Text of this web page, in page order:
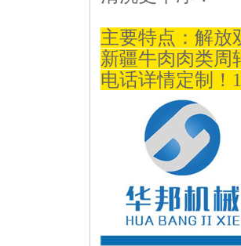
主要特点：解放
新疆牛肉肉类周
电话详情定制！